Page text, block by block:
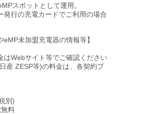
スポットとして運用。
発行の充電カードでご利用の場合
eMP未加盟充電器の情報等】
はWebサイト等でご確認ください
産 ZESP等)の料金は、各契約プ
別)
料